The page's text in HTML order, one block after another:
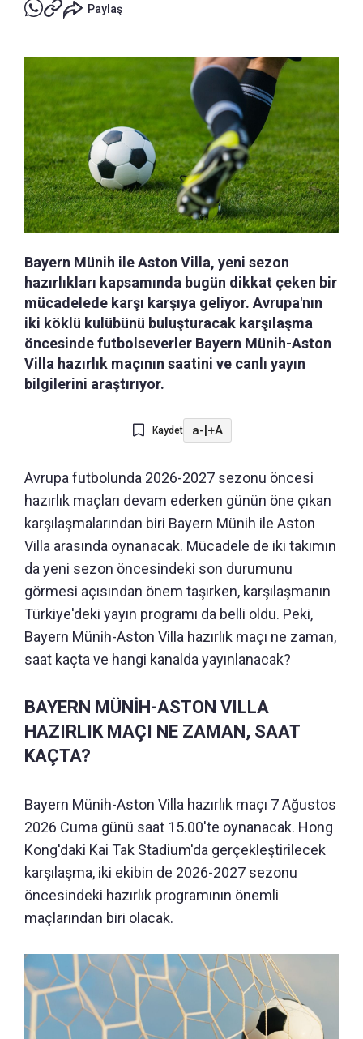
Paylaş
Bayern Münih ile Aston Villa, yeni sezon
hazırlıkları kapsamında bugün dikkat çeken bir
mücadelede karşı karşıya geliyor. Avrupa'nın
iki köklü kulübünü buluşturacak karşılaşma
öncesinde futbolseverler Bayern Münih-Aston
Villa hazırlık maçının saatini ve canlı yayın
bilgilerini araştırıyor.
Kaydet a-|+A
Avrupa futbolunda 2026-2027 sezonu öncesi
hazırlık maçları devam ederken günün öne çıkan
karşılaşmalarından biri Bayern Münih ile Aston
Villa arasında oynanacak. Mücadele de iki takımın
da yeni sezon öncesindeki son durumunu
görmesi açısından önem taşırken, karşılaşmanın
Türkiye'deki yayın programı da belli oldu. Peki,
Bayern Münih-Aston Villa hazırlık maçı ne zaman,
saat kaçta ve hangi kanalda yayınlanacak?
BAYERN MÜNİH-ASTON VILLA
HAZIRLIK MAÇI NE ZAMAN, SAAT
KAÇTA?
Bayern Münih-Aston Villa hazırlık maçı 7 Ağustos
2026 Cuma günü saat 15.00'te oynanacak. Hong
Kong'daki Kai Tak Stadium'da gerçekleştirilecek
karşılaşma, iki ekibin de 2026-2027 sezonu
öncesindeki hazırlık programının önemli
maçlarından biri olacak.